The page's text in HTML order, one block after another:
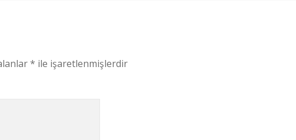
* ile işaretlenmişlerdir